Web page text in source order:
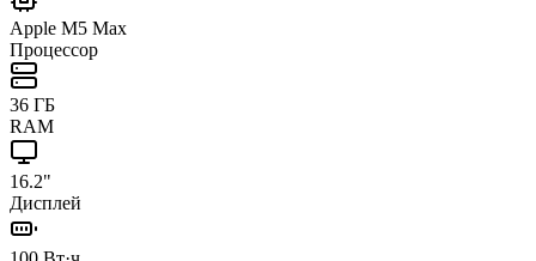
Apple M5 Max
Процессор
36 ГБ
RAM
16.2"
Дисплей